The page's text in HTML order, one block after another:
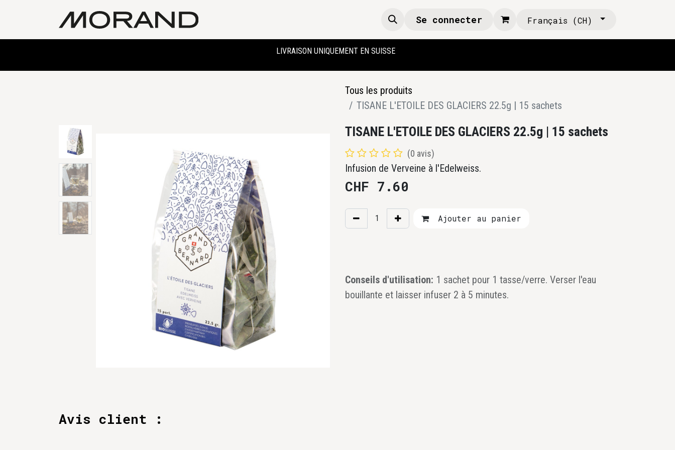
Se connecter Français (CH)
LIVRAISON UNIQUEMENT EN SUISSE
Tous les produits
TISANE L'ETOILE DES GLACIERS 22.5g | 15 sachets
TISANE L'ETOILE DES GLACIERS 22.5g | 15 sachets
(0 avis)
Infusion de Verveine à l'Edelweiss.
CHF 7.60
Ajouter au panier
Conseils d'utilisation: 1 sachet pour 1 tasse/verre. Verser l'eau
bouillante et laisser infuser 2 à 5 minutes.
Avis client :